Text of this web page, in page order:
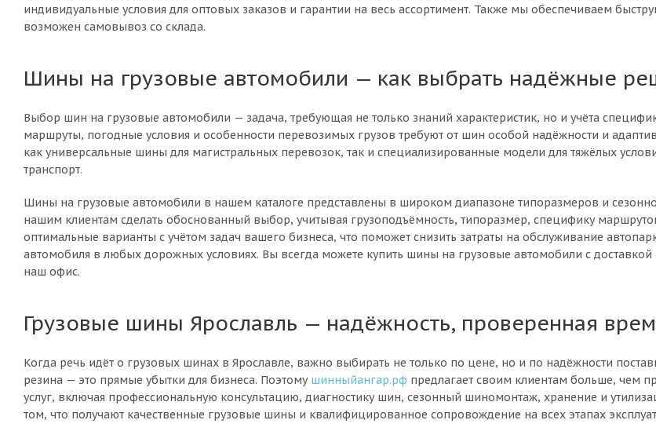
индивидуальные условия для оптовых заказов и гарантии на весь ассортимент. Также мы обеспечиваем
возможен самовывоз со склада.
Шины на грузовые автомобили — как выбрать надёжные
Выбор шин на грузовые автомобили — задача, требующая не только знаний характеристик, но и учёта
маршруты, погодные условия и особенности перевозимых грузов требуют от шин особой надёжности и
как универсальные шины для магистральных перевозок, так и специализированные модели для тяжёлых
транспорт.
Шины на грузовые автомобили в нашем каталоге представлены в широком диапазоне типоразмеров и
нашим клиентам сделать обоснованный выбор, учитывая грузоподъёмность, типоразмер, специфику
оптимальные варианты с учётом задач вашего бизнеса, что поможет снизить затраты на обслуживание
автомобиля в любых дорожных условиях. Вы всегда можете купить шины на грузовые автомобили с
наш офис.
Грузовые шины Ярославль — надёжность, проверенная
Когда речь идёт о грузовых шинах в Ярославле, важно выбирать не только по цене, но и по надёжности
резина — это прямые убытки для бизнеса. Поэтому шинныйангар.рф предлагает своим клиентам больше, чем
услуг, включая профессиональную консультацию, диагностику шин, сезонный шиномонтаж, хранение и
том, что получают качественные грузовые шины и квалифицированное сопровождение на всех этапах